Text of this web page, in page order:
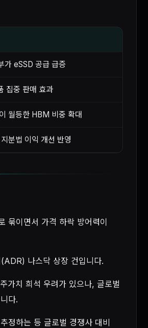
가 eSSD 공급 급증
집중 판매 효과
월등한 HBM 비중 확대
분법 이익 개선 반영
묶이면서 가격 하락 방어력이
나스닥 상장 건입니다.
가치 희석 우려가 있으나, 글로벌
다.
정하는 등 글로벌 경쟁사 대비